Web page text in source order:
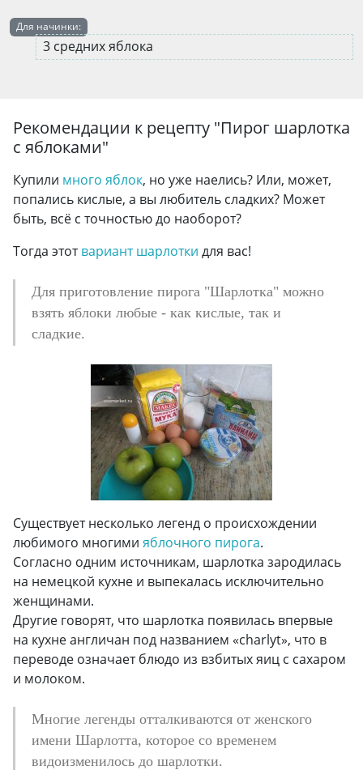
Для начинки:
3 средних яблока
Рекомендации к рецепту "Пирог шарлотка
с яблоками"
Купили много яблок, но уже наелись? Или, может,
попались кислые, а вы любитель сладких? Может
быть, всё с точностью до наоборот?
Тогда этотвариант шарлотки для вас!
Для приготовление пирога "Шарлотка" можно
взять яблоки любые - как кислые, так и
сладкие.
Существует несколько легенд о происхождении
любимого многими яблочного пирога.
Согласно одним источникам, шарлотка зародилась
на немецкой кухне и выпекалась исключительно
женщинами.
Другие говорят, что шарлотка появилась впервые
на кухне англичан под названием «charlyt», что в
переводе означает блюдо из взбитых яиц с сахаром
и молоком.
Многие легенды отталкиваются от женского
имени Шарлотта, которое со временем
видоизменилось до шарлотки.